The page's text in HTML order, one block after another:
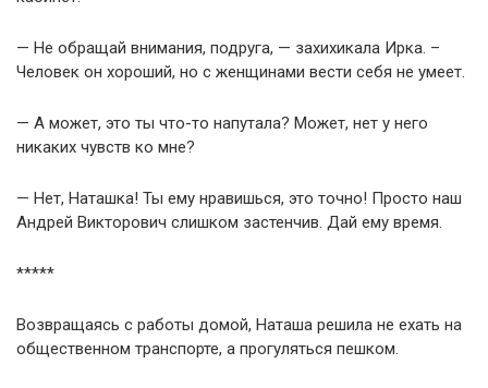
— Не обращай внимания, подруга, — захихикала Ирка. –
Человек он хороший, но с женщинами вести себя не умеет.
— А может, это ты что-то напутала? Может, нет у него
никаких чувств ко мне?
— Нет, Наташка! Ты ему нравишься, это точно! Просто наш
Андрей Викторович слишком застенчив. Дай ему время.
*****
Возвращаясь с работы домой, Наташа решила не ехать на
общественном транспорте, а прогуляться пешком.